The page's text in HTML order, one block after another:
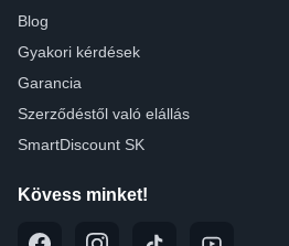
Blog
Gyakori kérdések
Garancia
Szerződéstől való elállás
SmartDiscount SK
Kövess minket!